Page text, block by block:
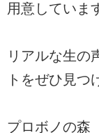
用意していま
リアルな生の
トをぜひ見つ
プロボノの森